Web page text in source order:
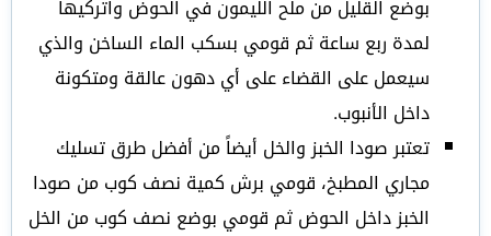
بوضع القليل من ملح الليمون في الحوض واتركيها
لمدة ربع ساعة ثم قومي بسكب الماء الساخن والذي
سيعمل على القضاء على أي دهون عالقة ومتكونة
داخل الأنبوب.
تعتبر صودا الخبز والخل أيضاً من أفضل طرق تسليك
مجاري المطبخ، قومي برش كمية نصف كوب من صودا
الخبز داخل الحوض ثم قومي بوضع نصف كوب من الخل